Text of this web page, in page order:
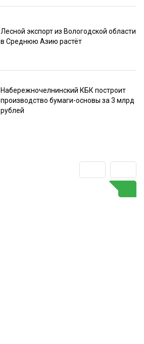
Лесной экспорт из Вологодской области
в Среднюю Азию растёт
Набережночелнинский КБК построит
производство бумаги-основы за 3 млрд
рублей